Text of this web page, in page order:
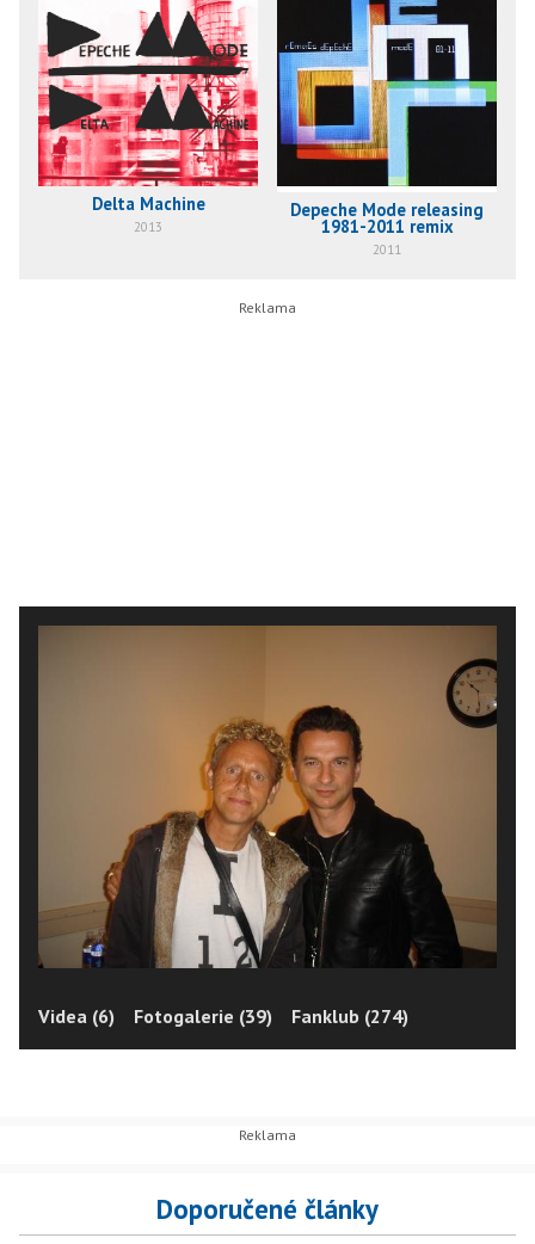
Delta Machine
2013
Depeche Mode releasing
1981-2011 remix
2011
Videa (6) Fotogalerie (39) Fanklub (274)
Doporučené články